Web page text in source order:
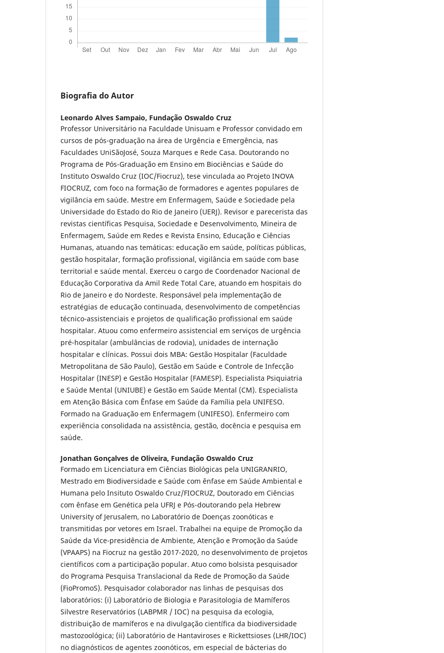
Biografia do Autor
Leonardo Alves Sampaio, Fundação Oswaldo Cruz
Professor Universitário na Faculdade Unisuam e Professor convidado em
cursos de pós-graduação na área de Urgência e Emergência, nas
Faculdades UniSãoJosé, Souza Marques e Rede Casa. Doutorando no
Programa de Pós-Graduação em Ensino em Biociências e Saúde do
Instituto Oswaldo Cruz (IOC/Fiocruz), tese vinculada ao Projeto INOVA
FIOCRUZ, com foco na formação de formadores e agentes populares de
vigilância em saúde. Mestre em Enfermagem, Saúde e Sociedade pela
Universidade do Estado do Rio de Janeiro (UERJ). Revisor e parecerista das
revistas científicas Pesquisa, Sociedade e Desenvolvimento, Mineira de
Enfermagem, Saúde em Redes e Revista Ensino, Educação e Ciências
Humanas, atuando nas temáticas: educação em saúde, políticas públicas,
gestão hospitalar, formação profissional, vigilância em saúde com base
territorial e saúde mental. Exerceu o cargo de Coordenador Nacional de
Educação Corporativa da Amil Rede Total Care, atuando em hospitais do
Rio de Janeiro e do Nordeste. Responsável pela implementação de
estratégias de educação continuada, desenvolvimento de competências
técnico-assistenciais e projetos de qualificação profissional em saúde
hospitalar. Atuou como enfermeiro assistencial em serviços de urgência
pré-hospitalar (ambulâncias de rodovia), unidades de internação
hospitalar e clínicas. Possui dois MBA: Gestão Hospitalar (Faculdade
Metropolitana de São Paulo), Gestão em Saúde e Controle de Infecção
Hospitalar (INESP) e Gestão Hospitalar (FAMESP). Especialista Psiquiatria
e Saúde Mental (UNIUBE) e Gestão em Saúde Mental (CM). Especialista
em Atenção Básica com Ênfase em Saúde da Família pela UNIFESO.
Formado na Graduação em Enfermagem (UNIFESO). Enfermeiro com
experiência consolidada na assistência, gestão, docência e pesquisa em
saúde.
Jonathan Gonçalves de Oliveira, Fundação Oswaldo Cruz
Formado em Licenciatura em Ciências Biológicas pela UNIGRANRIO,
Mestrado em Biodiversidade e Saúde com ênfase em Saúde Ambiental e
Humana pelo Insituto Oswaldo Cruz/FIOCRUZ, Doutorado em Ciências
com ênfase em Genética pela UFRJ e Pós-doutorando pela Hebrew
University of Jerusalem, no Laboratório de Doenças zoonóticas e
transmitidas por vetores em Israel. Trabalhei na equipe de Promoção da
Saúde da Vice-presidência de Ambiente, Atenção e Promoção da Saúde
(VPAAPS) na Fiocruz na gestão 2017-2020, no desenvolvimento de projetos
científicos com a participação popular. Atuo como bolsista pesquisador
do Programa Pesquisa Translacional da Rede de Promoção da Saúde
(FioPromoS). Pesquisador colaborador nas linhas de pesquisas dos
laboratórios: (i) Laboratório de Biologia e Parasitologia de Mamíferos
Silvestre Reservatórios (LABPMR / IOC) na pesquisa da ecologia,
distribuição de mamíferos e na divulgação científica da biodiversidade
mastozoológica; (ii) Laboratório de Hantaviroses e Rickettsioses (LHR/IOC)
no diagnósticos de agentes zoonóticos, em especial de bácterias do